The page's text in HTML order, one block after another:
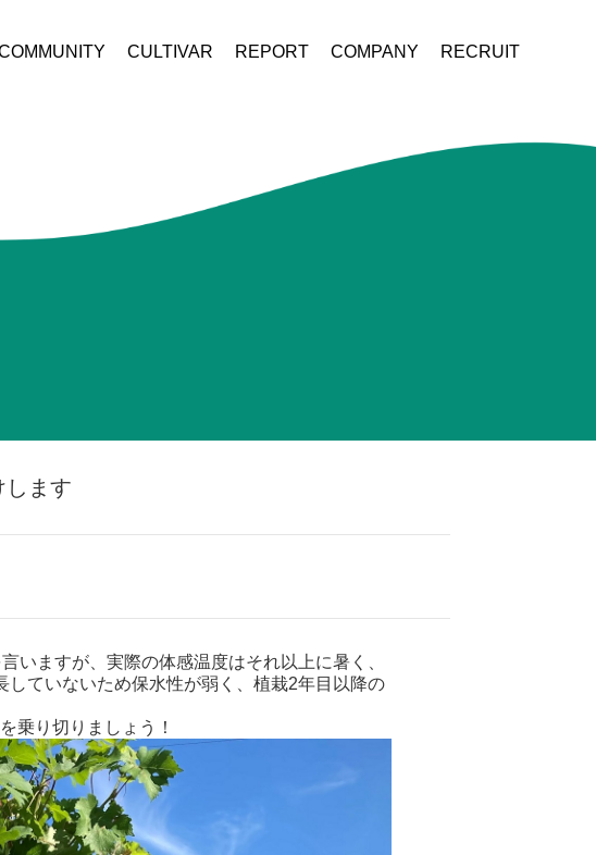
CULTIVAR REPORT COMPANY RECRUIT
します
いますが、実際の体感温度はそれ以上に暑く、
ていないため保水性が弱く、植栽2年目以降の
乗り切りましょう！